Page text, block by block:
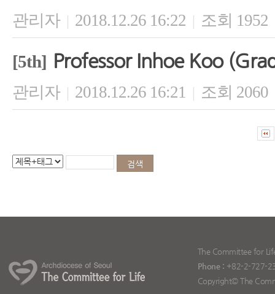
관리자 | 2018.12.26 16:22 | 조회 1952
[5th] Professor Inhoe Koo
관리자 | 2018.12.26 16:21 | 조회 2060
The Committee for
Phone : +82-2-727-
Copyright© The